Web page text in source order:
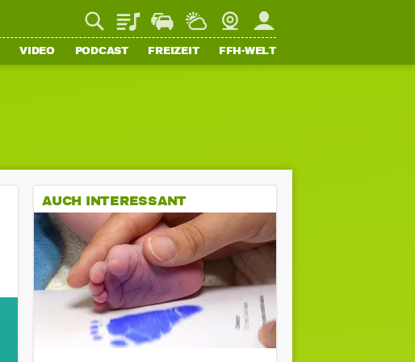
PlaylistStaupilotWetterWebcamMein FFH
VIDEO PODCAST FREIZEIT FFH-WELT
AUCH INTERESSANT